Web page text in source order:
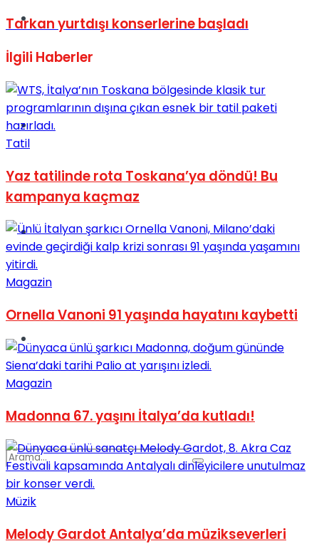
Sinema
Tatil
Spor
Tarkan yurtdışı konserlerine başladı
İlgili Haberler
Tatil
Yaz tatilinde rota Toskana’ya döndü! Bu
kampanya kaçmaz
Magazin
Ornella Vanoni 91 yaşında hayatını kaybetti
Magazin
Madonna 67. yaşını İtalya’da kutladı!
Müzik
Melody Gardot Antalya’da müzikseverleri